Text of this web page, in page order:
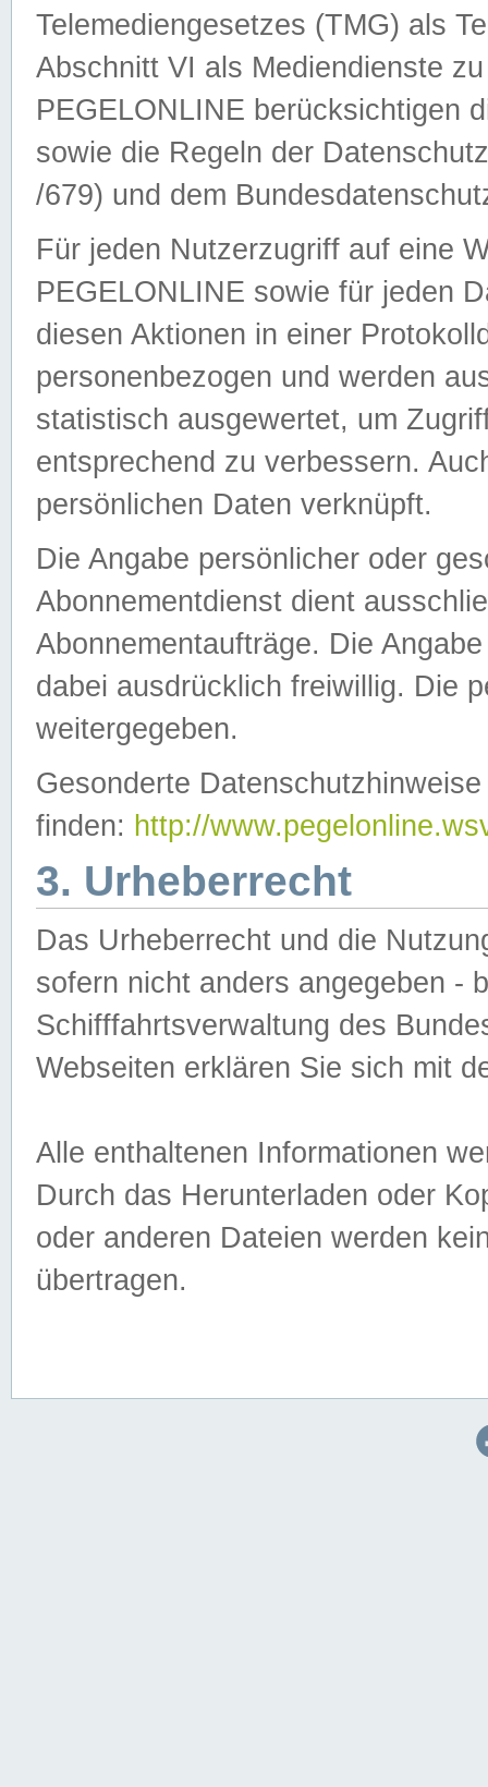
Telemediengesetzes (TMG) als
Abschnitt VI als Mediendienste
PEGELONLINE berücksichtigen
sowie die Regeln der
/679) und dem
Für jeden Nutzerzugriff auf eine
PEGELONLINE sowie für jeden
diesen Aktionen in einer
personenbezogen und werden
statistisch ausgewertet, um
entsprechend zu verbessern.
persönlichen Daten verknüpft.
Die Angabe persönlicher oder
Abonnementdienst dient
Abonnementaufträge. Die
dabei ausdrücklich freiwillig. Die
weitergegeben.
Gesonderte
finden: http://
3. Urheberrecht
Das Urheberrecht und die
sofern nicht anders angegeben -
Schifffahrtsverwaltung des
Webseiten erklären Sie sich mit
Alle enthaltenen Informationen
Durch das Herunterladen oder
oder anderen Dateien werden
übertragen.